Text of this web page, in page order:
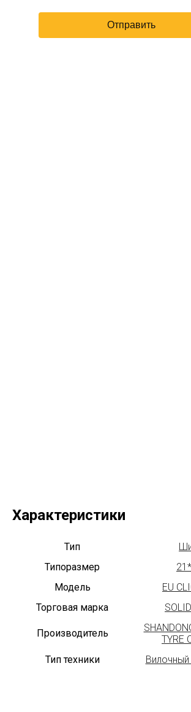
Характеристики
Тип
Типоразмер
Модель
EU
Торговая марка
Производитель
TYRE
Тип техники
Вилочный